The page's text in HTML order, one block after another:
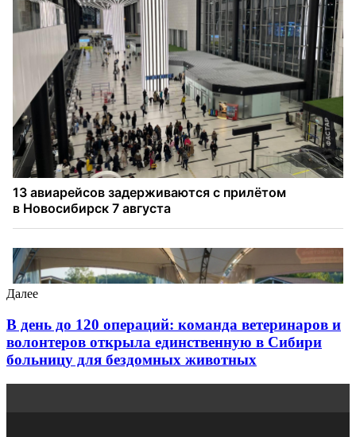
Далее
В день до 120 операций: команда ветеринаров и
волонтеров открыла единственную в Сибири
больницу для бездомных животных